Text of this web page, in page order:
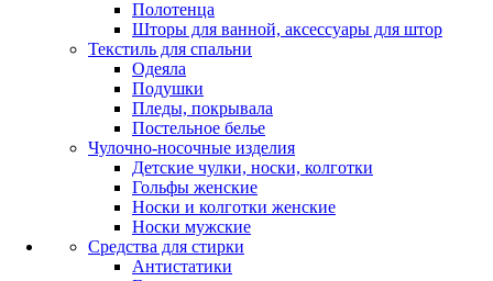
Полотенца
Шторы для ванной, аксессуары для штор
Текстиль для спальни
Одеяла
Подушки
Пледы, покрывала
Постельное белье
Чулочно-носочные изделия
Детские чулки, носки, колготки
Гольфы женские
Носки и колготки женские
Носки мужские
Средства для стирки
Антистатики